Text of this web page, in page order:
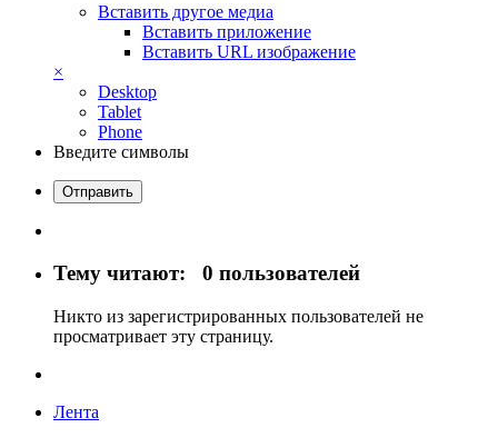
Вставить другое медиа
Вставить приложение
Вставить URL изображение
×
Desktop
Tablet
Phone
Введите символы
Отправить
Тему читают: 0 пользователей
Никто из зарегистрированных пользователей не
просматривает эту страницу.
Лента